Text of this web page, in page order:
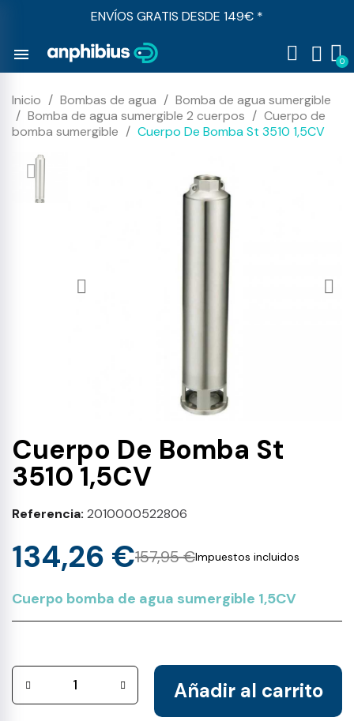
ENVÍOS GRATIS DESDE 149€ *
menu
Inicio Bombas de agua
Bomba de agua sumergible
Bomba de agua sumergible 2 cuerpos
Cuerpo de
bomba sumergible
Cuerpo De Bomba St 3510 1,5CV
Cuerpo De Bomba St
3510 1,5CV
Referencia 2010000522806
157,95 €
134,26 € Impuestos incluidos
Cuerpo bomba de agua sumergible 1,5CV
Añadir al carrito